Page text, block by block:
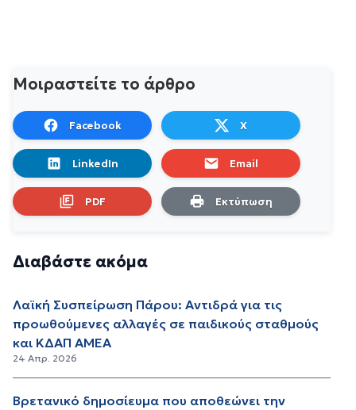
Μοιραστείτε το άρθρο
Facebook X
LinkedIn Email
PDF Εκτύπωση
Διαβάστε ακόμα
Λαϊκή Συσπείρωση Πάρου: Αντιδρά για τις
προωθούμενες αλλαγές σε παιδικούς σταθμούς
και ΚΔΑΠ ΑΜΕΑ
24 Απρ. 2026
Βρετανικό δημοσίευμα που αποθεώνει την